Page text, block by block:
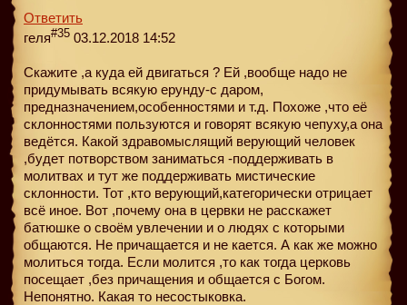
Ответить
геля#35 03.12.2018 14:52
Скажите ,а куда ей двигаться ? Ей ,вообще надо не
придумывать всякую ерунду-с даром,
предназначением,особенностями и т.д. Похоже ,что её
склонностями пользуются и говорят всякую чепуху,а она
ведётся. Какой здравомыслящий верующий человек
,будет потворством заниматься -поддерживать в
молитвах и тут же поддерживать мистические
склонности. Тот ,кто верующий,категорически отрицает
всё иное. Вот ,почему она в цервки не расскажет
батюшке о своём увлечении и о людях с которыми
общаются. Не причащается и не кается. А как же можно
молиться тогда. Если молится ,то как тогда церковь
посещает ,без причащения и общается с Богом.
Непонятно. Какая то несостыковка.